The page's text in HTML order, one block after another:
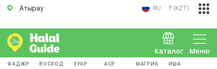
Атырау RU ₸ (KZT)
Меню
Каталог
ФАДЖР ВОСХОД ЗУХР АСР МАГРИБ ИША